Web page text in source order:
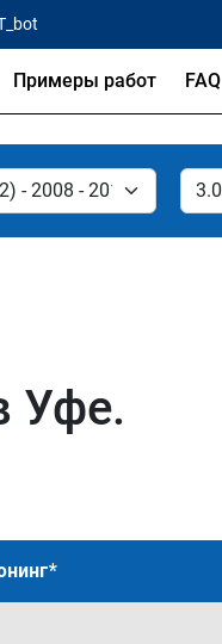
Примеры работ FAQ
Уфе.